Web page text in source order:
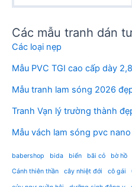
Các mẫu tranh dán
Các loại nẹp
Mẫu PVC TGI cao cấp dày
Mẫu tranh lam sóng 2026
Tranh Vạn lý trường thành
Mẫu vách lam sóng pvc
babershop bida biển bãi cỏ bờ hồ
Cánh thiên thần
cây nhiệt đới cô gái